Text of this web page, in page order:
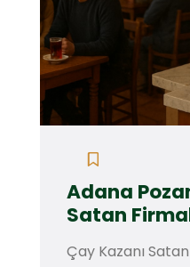
Adana
Satan
Çay Kazanı